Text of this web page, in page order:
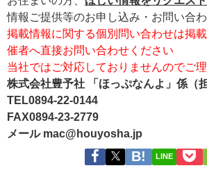
情報ご提供等のお申し込み・お問い合
掲載情報に関する個別問い合わせは掲
催者へ直接お問い合わせください
当社ではご対応しておりませんのでご
株式会社豊予社 「ほっぷなんよ」係（
TEL0894-22-0144
FAX0894-23-2779
メール mac@houyosha.jp
LINE